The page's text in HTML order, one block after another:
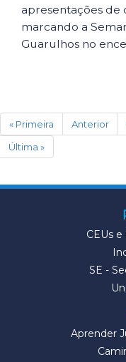
apresentações de
marcando a
Guarulhos no
« Primeira Anterior
Última »
CEUs
SE -
Aprender